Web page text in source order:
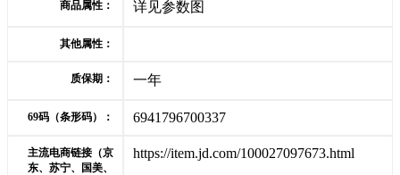
商品属性： 详见参数图
其他属性：
质保期： 一年
69码（条形码）： 6941796700337
主流电商链接（京
东、苏宁、国美、
https://item.jd.com/100027097673.html